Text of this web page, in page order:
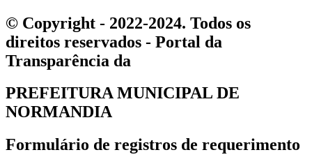
© Copyright - 2022-2024. Todos os
direitos reservados - Portal da
Transparência da
PREFEITURA MUNICIPAL DE
NORMANDIA
Formulário de registros de requerimento